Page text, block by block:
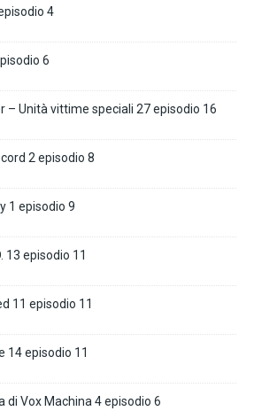
4
6
– Unità vittime speciali 27 episodio 16
2 episodio 8
1 episodio 9
13 episodio 11
11 episodio 11
14 episodio 11
di Vox Machina 4 episodio 6